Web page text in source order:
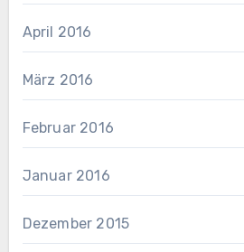
April 2016
März 2016
Februar 2016
Januar 2016
Dezember 2015